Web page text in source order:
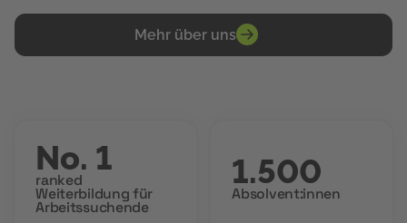
Mehr über uns
No. 1
ranked
Weiterbildung für
Arbeitssuchende
1.500
Absolvent:innen